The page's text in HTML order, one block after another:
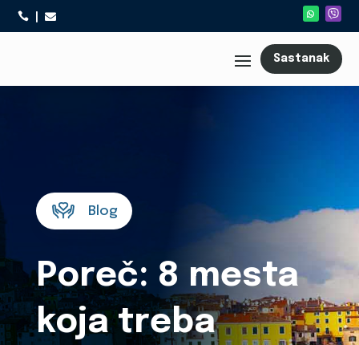
 
Sastanak
Blog
Poreč: 8 mesta
koja treba